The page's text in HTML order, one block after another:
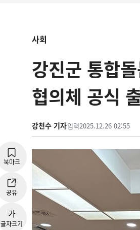
사회
강진군 통합
협의체 공식
강천수 기자입력2025.12.26 02:55
북마크
공유
가
글자크기